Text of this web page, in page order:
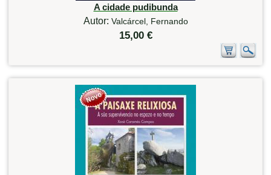
A cidade pudibunda
Autor: Valcárcel, Fernando
15,00 €